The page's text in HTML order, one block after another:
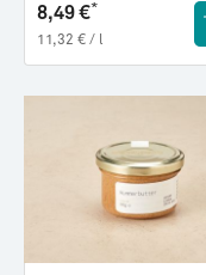
8,49 €*
11,32 € / l